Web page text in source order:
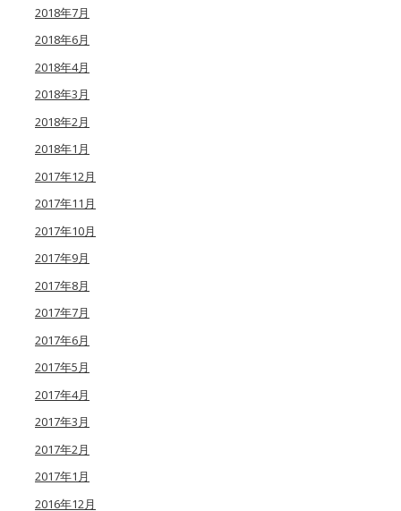
2018年7月
2018年6月
2018年4月
2018年3月
2018年2月
2018年1月
2017年12月
2017年11月
2017年10月
2017年9月
2017年8月
2017年7月
2017年6月
2017年5月
2017年4月
2017年3月
2017年2月
2017年1月
2016年12月